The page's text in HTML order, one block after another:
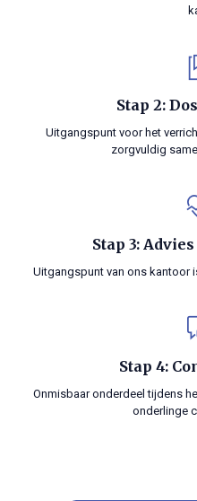
Stap 2:
Uitgangspunt voor het
zorgvuldig
Stap 3:
Uitgangspunt van ons kantoor
Stap 4:
Onmisbaar onderdeel tijdens
onderlinge